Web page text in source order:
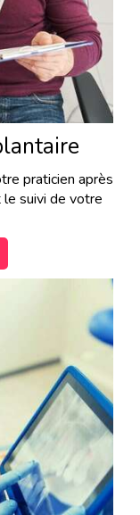
praticien après
suivi de votre